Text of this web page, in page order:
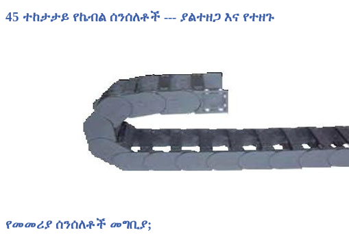
45 ተከታታይ የኬብል ሰንሰለቶች --- ያልተዘጋ እና የተዘጉ
የመመሪያ ሰንሰለቶች መግቢያ;